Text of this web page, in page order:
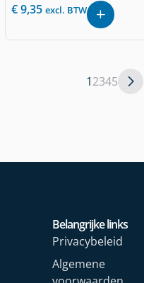
€9,35 excl. BTW
12345
Belangrijke links
Privacybeleid
Algemene